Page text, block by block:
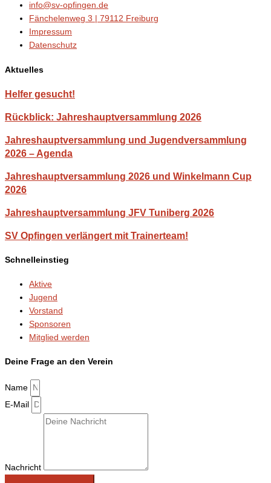
info@sv-opfingen.de
Fänchelenweg 3 | 79112 Freiburg
Impressum
Datenschutz
Aktuelles
Helfer gesucht!
Rückblick: Jahreshauptversammlung 2026
Jahreshauptversammlung und Jugendversammlung
2026 – Agenda
Jahreshauptversammlung 2026 und Winkelmann Cup
2026
Jahreshauptversammlung JFV Tuniberg 2026
SV Opfingen verlängert mit Trainerteam!
Schnelleinstieg
Aktive
Jugend
Vorstand
Sponsoren
Mitglied werden
Deine Frage an den Verein
Name
E-Mail
Nachricht